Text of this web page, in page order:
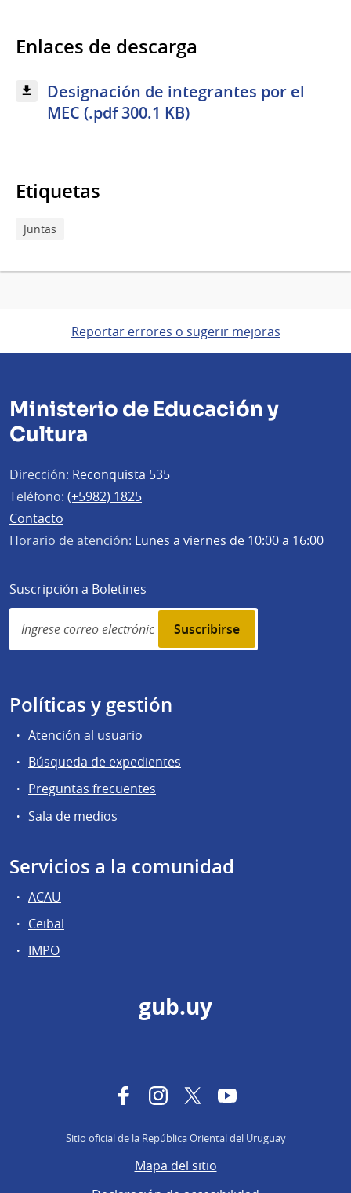
Enlaces de descarga
Designación de integrantes por el
MEC (.pdf 300.1 KB)
Etiquetas
Juntas
Reportar errores o sugerir mejoras
Ministerio de Educación y
Cultura
Dirección: Reconquista 535
Teléfono: (+5982) 1825
Contacto
Horario de atención: Lunes a viernes de 10:00 a 16:00
Suscripción a Boletines
Simplenews
subscription
Políticas y gestión
Atención al usuario
Búsqueda de expedientes
Preguntas frecuentes
Sala de medios
Servicios a la comunidad
ACAU
Ceibal
IMPO
gub.uy
FacebookInstagram
TwitterYouTube
Sitio oficial de la República Oriental del Uruguay
Mapa del sitio